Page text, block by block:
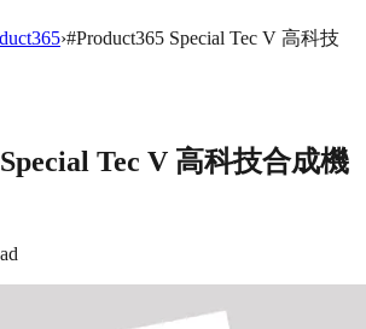
›#Product365 Special Tec V 高科技
Tec V 高科技合成機